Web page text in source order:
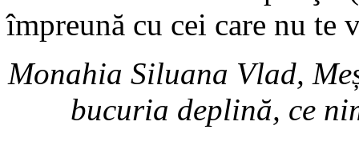
împreună cu cei care nu te
Monahia Siluana Vlad,
bucuria deplină, ce